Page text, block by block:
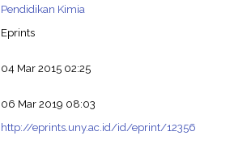
Pendidikan Kimia
Eprints
04 Mar 2015 02:25
06 Mar 2019 08:03
http://eprints.uny.ac.id/id/eprint/12356